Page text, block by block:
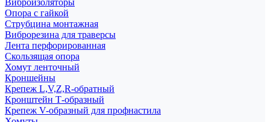
Виброизоляторы
Опора с гайкой
Струбцина монтажная
Виброрезина для траверсы
Лента перфорированная
Скользящая опора
Хомут ленточный
Кроншейны
Крепеж L,V,Z,R-обратный
Кронштейн Т-образный
Крепеж V-образный для профнастила